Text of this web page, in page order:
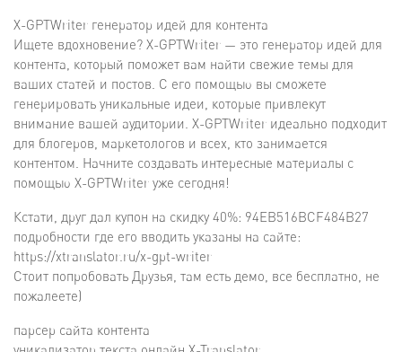
X-GPTWriter генератор идей для контента
Ищете вдохновение? X-GPTWriter — это генератор идей для
контента, который поможет вам найти свежие темы для
ваших статей и постов. С его помощью вы сможете
генерировать уникальные идеи, которые привлекут
внимание вашей аудитории. X-GPTWriter идеально подходит
для блогеров, маркетологов и всех, кто занимается
контентом. Начните создавать интересные материалы с
помощью X-GPTWriter уже сегодня!
Кстати, друг дал купон на скидку 40%: 94EB516BCF484B27
подробности где его вводить указаны на сайте:
https://xtranslator.ru/x-gpt-writer
Стоит попробовать Друзья, там есть демо, все бесплатно, не
пожалеете)
парсер сайта контента